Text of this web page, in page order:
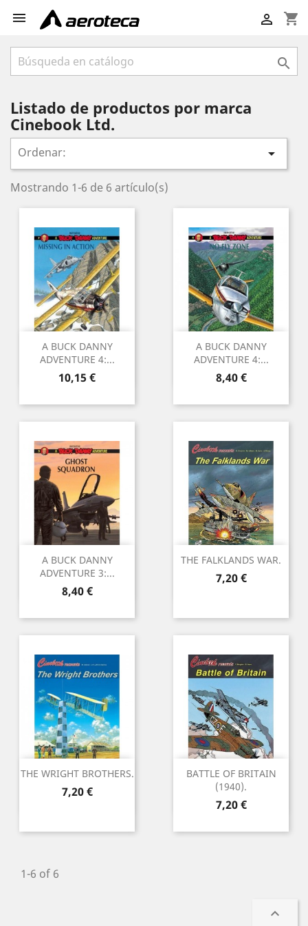
 shopping_cart


Listado de productos por marca
Cinebook Ltd.
Ordenar: 
Mostrando 1-6 de 6 artículo(s)
A BUCK DANNY
ADVENTURE 4:...
Precio
10,15 €
A BUCK DANNY
ADVENTURE 4:...
Precio
8,40 €
A BUCK DANNY
ADVENTURE 3:...
Precio
8,40 €
THE FALKLANDS WAR.
Precio
7,20 €
THE WRIGHT BROTHERS.
Precio
7,20 €
BATTLE OF BRITAIN
(1940).
Precio
7,20 €
1-6 of 6
